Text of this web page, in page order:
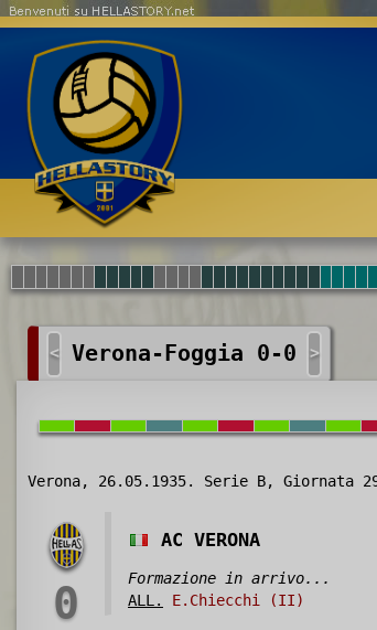
Benvenuti su HELLASTORY.net
< Verona-Foggia 0-0 >
Verona, 26.05.1935. Serie B, Giornata
0
AC VERONA
Formazione in arrivo...
ALL.
E.Chiecchi (II)